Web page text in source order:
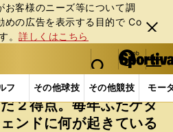
お客様のニーズ等について調
めの広告を表⽰する⽬的で Co
。詳しくはこちら
閉じ
る
web Sportiva (webスポルティーバ)
検索
マイペ
ー
ジ
メニュ
フ その他球技 その他競技 モー
海外サッカー 海外サッカー
２得点。毎年ふたケタ
ンドに何が起きている